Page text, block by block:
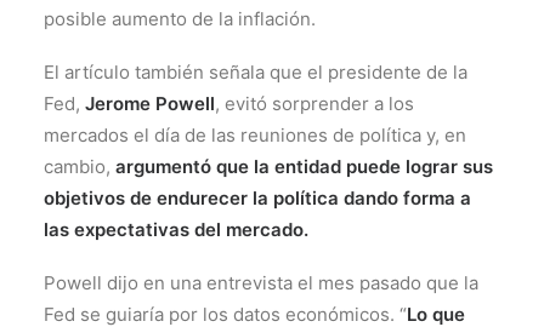
posible aumento de la inflación.
El artículo también señala que el presidente de la
Fed, Jerome Powell, evitó sorprender a los
mercados el día de las reuniones de política y, en
cambio, argumentó que la entidad puede lograr sus
objetivos de endurecer la política dando forma a
las expectativas del mercado.
Powell dijo en una entrevista el mes pasado que la
Fed se guiaría por los datos económicos. “Lo que